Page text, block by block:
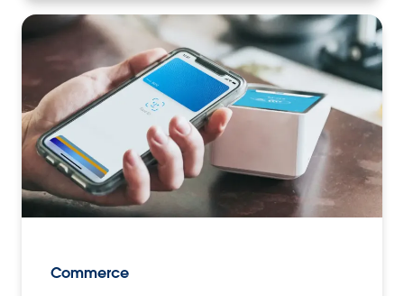
Commerce